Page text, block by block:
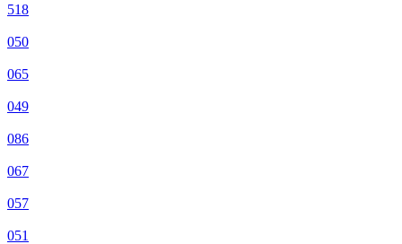
518
050
065
049
086
067
057
051